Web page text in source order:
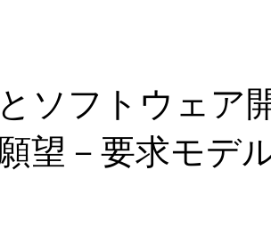
ソフトウェア
望－要求モデ